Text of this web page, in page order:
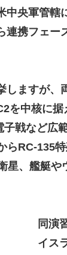
中央軍管
連携フェ
しますが、
を中核に
戦など広
らRC-135
星、艦艇
同演
イス